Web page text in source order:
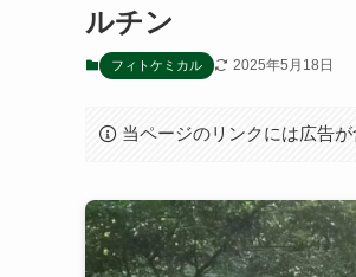
ルチン
フィトケミカル 2025年5月18日
当ページのリンクには広告